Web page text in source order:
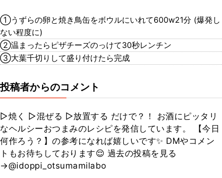
①うずらの卵と焼き鳥缶をボウルにいれて600w21分 (爆発し
ない程度に)
②温まったらピザチーズのっけて30秒レンチン
③大葉千切りして盛り付けたら完成
投稿者からのコメント
▷焼く ▷混ぜる ▷放置する だけで？！ お酒にピッタリ
なヘルシーおつまみのレシピを発信しています。 【今日
何作ろう？】の参考になれば嬉しいです✨ DMやコメン
トもお待ちしております😌 過去の投稿を見る
→@idoppi_otsumamilabo